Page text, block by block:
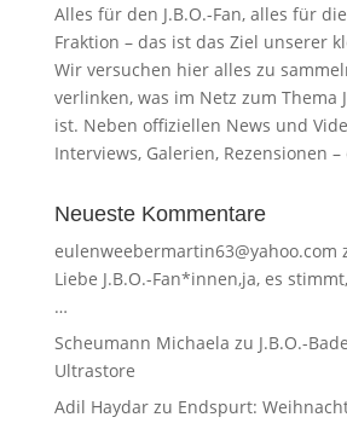
Alles für den J.B.O.-Fan, alles für
Fraktion – das ist das Ziel unserer
Wir versuchen hier alles zu
verlinken, was im Netz zum Thema
ist. Neben offiziellen News und
Interviews, Galerien, Rezensionen
Neueste Kommentare
eulenweebermartin63@yahoo.com
Liebe J.B.O.-Fan*innen,ja, es
…
Scheumann Michaela zu J.B.O.-
Ultrastore
Adil Haydarzu Endspurt: